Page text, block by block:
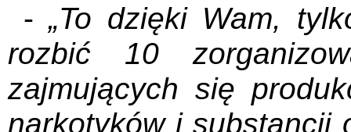
-„To dzięki Wam,
rozbić 10
zajmujących się
narkotyków i substancji